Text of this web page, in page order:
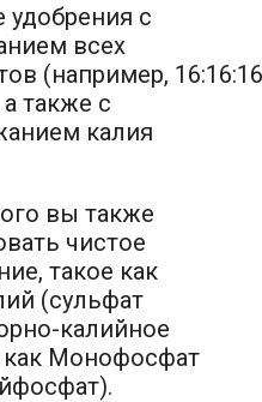
удобрения с
всех
(например,
также с
калия
вы также
чистое
такое как
(сульфат
калийное
как Монофосфат